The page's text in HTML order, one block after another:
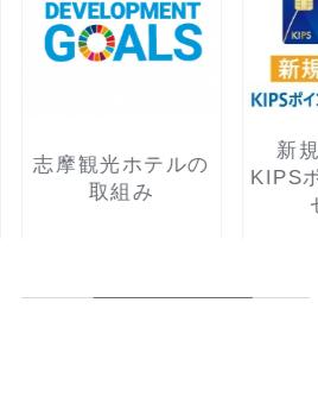
テルの
新規ご入会で
KIPSポイントプレ